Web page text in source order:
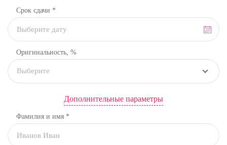
Срок сдачи *
Оригинальность, %
Выберите
Дополнительные параметры
Фамилия и имя *